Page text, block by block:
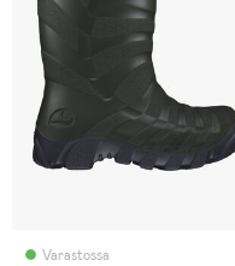
Varastossa